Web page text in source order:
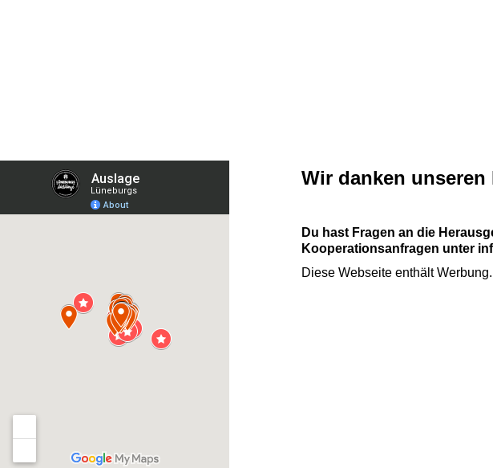
Wir danken unseren
Du hast Fragen an die
Kooperationsanfragen unter
Diese Webseite enthält Werbung.